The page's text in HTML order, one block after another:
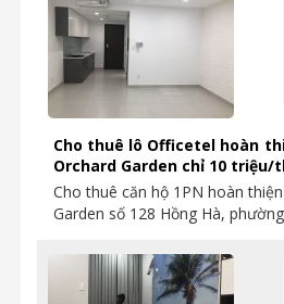
Cho thuê lô Officetel hoàn
Orchard Garden chỉ 10 triệu/
Cho thuê căn hộ 1PN hoàn
Garden số 128 Hồng Hà,